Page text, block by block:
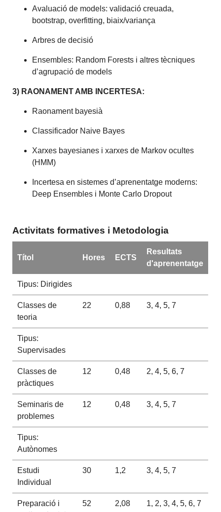
Avaluació de models: validació creuada,
bootstrap, overfitting, biaix/variança
Arbres de decisió
Ensembles: Random Forests i altres tècniques
d’agrupació de models
3) RAONAMENT AMB INCERTESA:
Raonament bayesià
Classificador Naive Bayes
Xarxes bayesianes i xarxes de Markov ocultes
(HMM)
Incertesa en sistemes d’aprenentatge moderns:
Deep Ensembles i Monte Carlo Dropout
Activitats formatives i Metodologia
Títol Hores ECTS
Resultats
d'aprenentatge
Tipus: Dirigides
Classes de
teoria
22 0,88 3, 4, 5, 7
Tipus:
Supervisades
Classes de
pràctiques
12 0,48 2, 4, 5, 6, 7
Seminaris de
problemes
12 0,48 3, 4, 5, 7
Tipus:
Autònomes
Estudi
Individual
30 1,2 3, 4, 5, 7
Preparació i
52 2,08 1, 2, 3, 4, 5, 6, 7